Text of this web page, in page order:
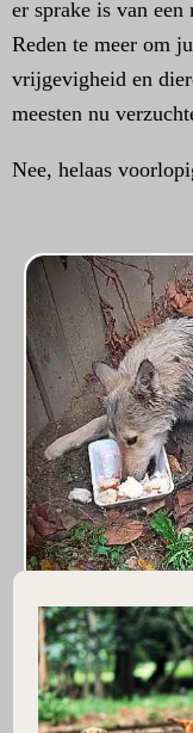
er sprake is van een
Reden te meer om
vrijgevigheid en
meesten nu
Nee, helaas